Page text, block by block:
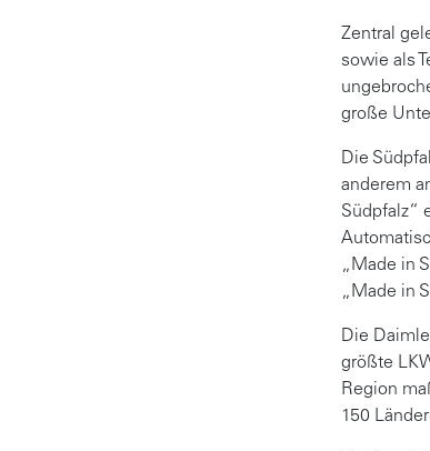
Zentral
sowie als
große
Die
anderem
Südpfalz“
„Made in
„Made in
Die
größte
Region
150